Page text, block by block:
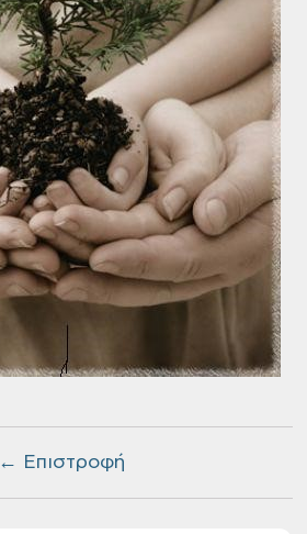
← Επιστροφή